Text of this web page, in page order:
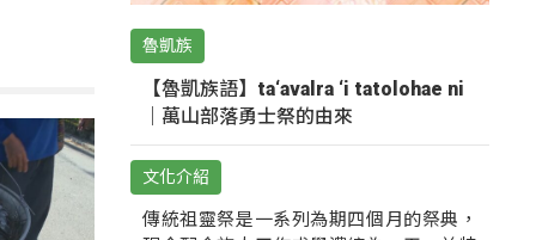
魯凱族
【魯凱族語】ta‘avalra ‘i tatolohae ni
｜萬山部落勇士祭的由來
文化介紹
傳統祖靈祭是一系列為期四個月的祭典，